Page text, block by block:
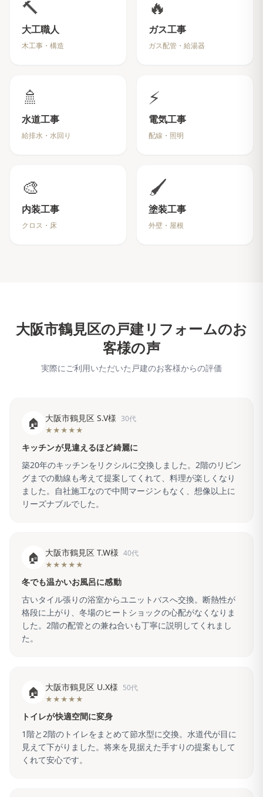
🔨
大工職人
木工事・構造
🔥
ガス工事
ガス配管・給湯器
🚿
水道工事
給排水・水回り
⚡
電気工事
配線・照明
🎨
内装工事
クロス・床
🖌️
塗装工事
外壁・屋根
大阪市鶴見区の戸建リフォームのお
客様の声
実際にご利用いただいた戸建のお客様からの評価
🏠 大阪市鶴見区 S.V様 30代
★★★★★
キッチンが見違えるほど綺麗に
築20年のキッチンをリクシルに交換しました。2階のリビン
グまでの動線も考えて提案してくれて、料理が楽しくなり
ました。自社施工なので中間マージンもなく、想像以上に
リーズナブルでした。
🏠 大阪市鶴見区 T.W様 40代
★★★★★
冬でも温かいお風呂に感動
古いタイル張りの浴室からユニットバスへ交換。断熱性が
格段に上がり、冬場のヒートショックの心配がなくなりま
した。2階の配管との兼ね合いも丁寧に説明してくれまし
た。
🏠 大阪市鶴見区 U.X様 50代
★★★★★
トイレが快適空間に変身
1階と2階のトイレをまとめて節水型に交換。水道代が目に
見えて下がりました。将来を見据えた手すりの提案もして
くれて安心です。